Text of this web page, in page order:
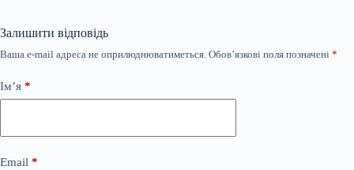
Залишити відповідь
Ваша e-mail адреса не оприлюднюватиметься. Обов’язкові поля позначені *
Ім’я *
Email *